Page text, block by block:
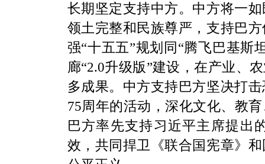
长期坚定支持中方。中方将一
领土完整和民族尊严，支持巴
强“十五五”规划同“腾飞巴基斯
廊“2.0升级版”建设，在产业、
多成果。中方支持巴方坚决打
75周年的活动，深化文化、教
巴方率先支持习近平主席提出
效，共同捍卫《联合国宪章》